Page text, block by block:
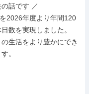
話です ／
2026年度より年間120
数を実現しました。
生活をより豊かにでき
。